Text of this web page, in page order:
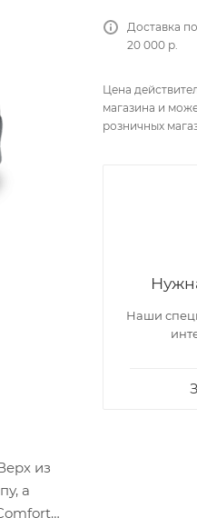
из
а
Доставка
20 000 р.
Цена
магазина и
розничных
Наши